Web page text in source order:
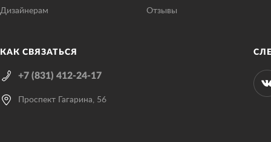
Дизайнерам Отзывы
КАК СВЯЗАТЬСЯ
+7 (831) 412-24-17
Проспект Гагарина, 56